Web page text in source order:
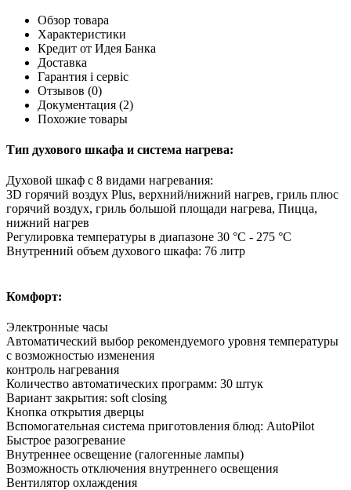
Обзор товара
Характеристики
Кредит от Идея Банка
Доставка
Гарантия і сервіс
Отзывов (0)
Документация (2)
Похожие товары
Тип духового шкафа и система нагрева:
Духовой шкаф с 8 видами нагревания:
3D горячий воздух Plus, верхний/нижний нагрев, гриль плюс
горячий воздух, гриль большой площади нагрева, Пицца,
нижний нагрев
Регулировка температуры в диапазоне 30 °C - 275 °C
Внутренний объем духового шкафа: 76 литр
Комфорт:
Электронные часы
Автоматический выбор рекомендуемого уровня температуры
с возможностью изменения
контроль нагревания
Количество автоматических программ: 30 штук
Вариант закрытия: soft closing
Кнопка открытия дверцы
Вспомогательная система приготовления блюд: AutoPilot
Быстрое разогревание
Внутреннее освещение (галогенные лампы)
Возможность отключения внутреннего освещения
Вентилятор охлаждения